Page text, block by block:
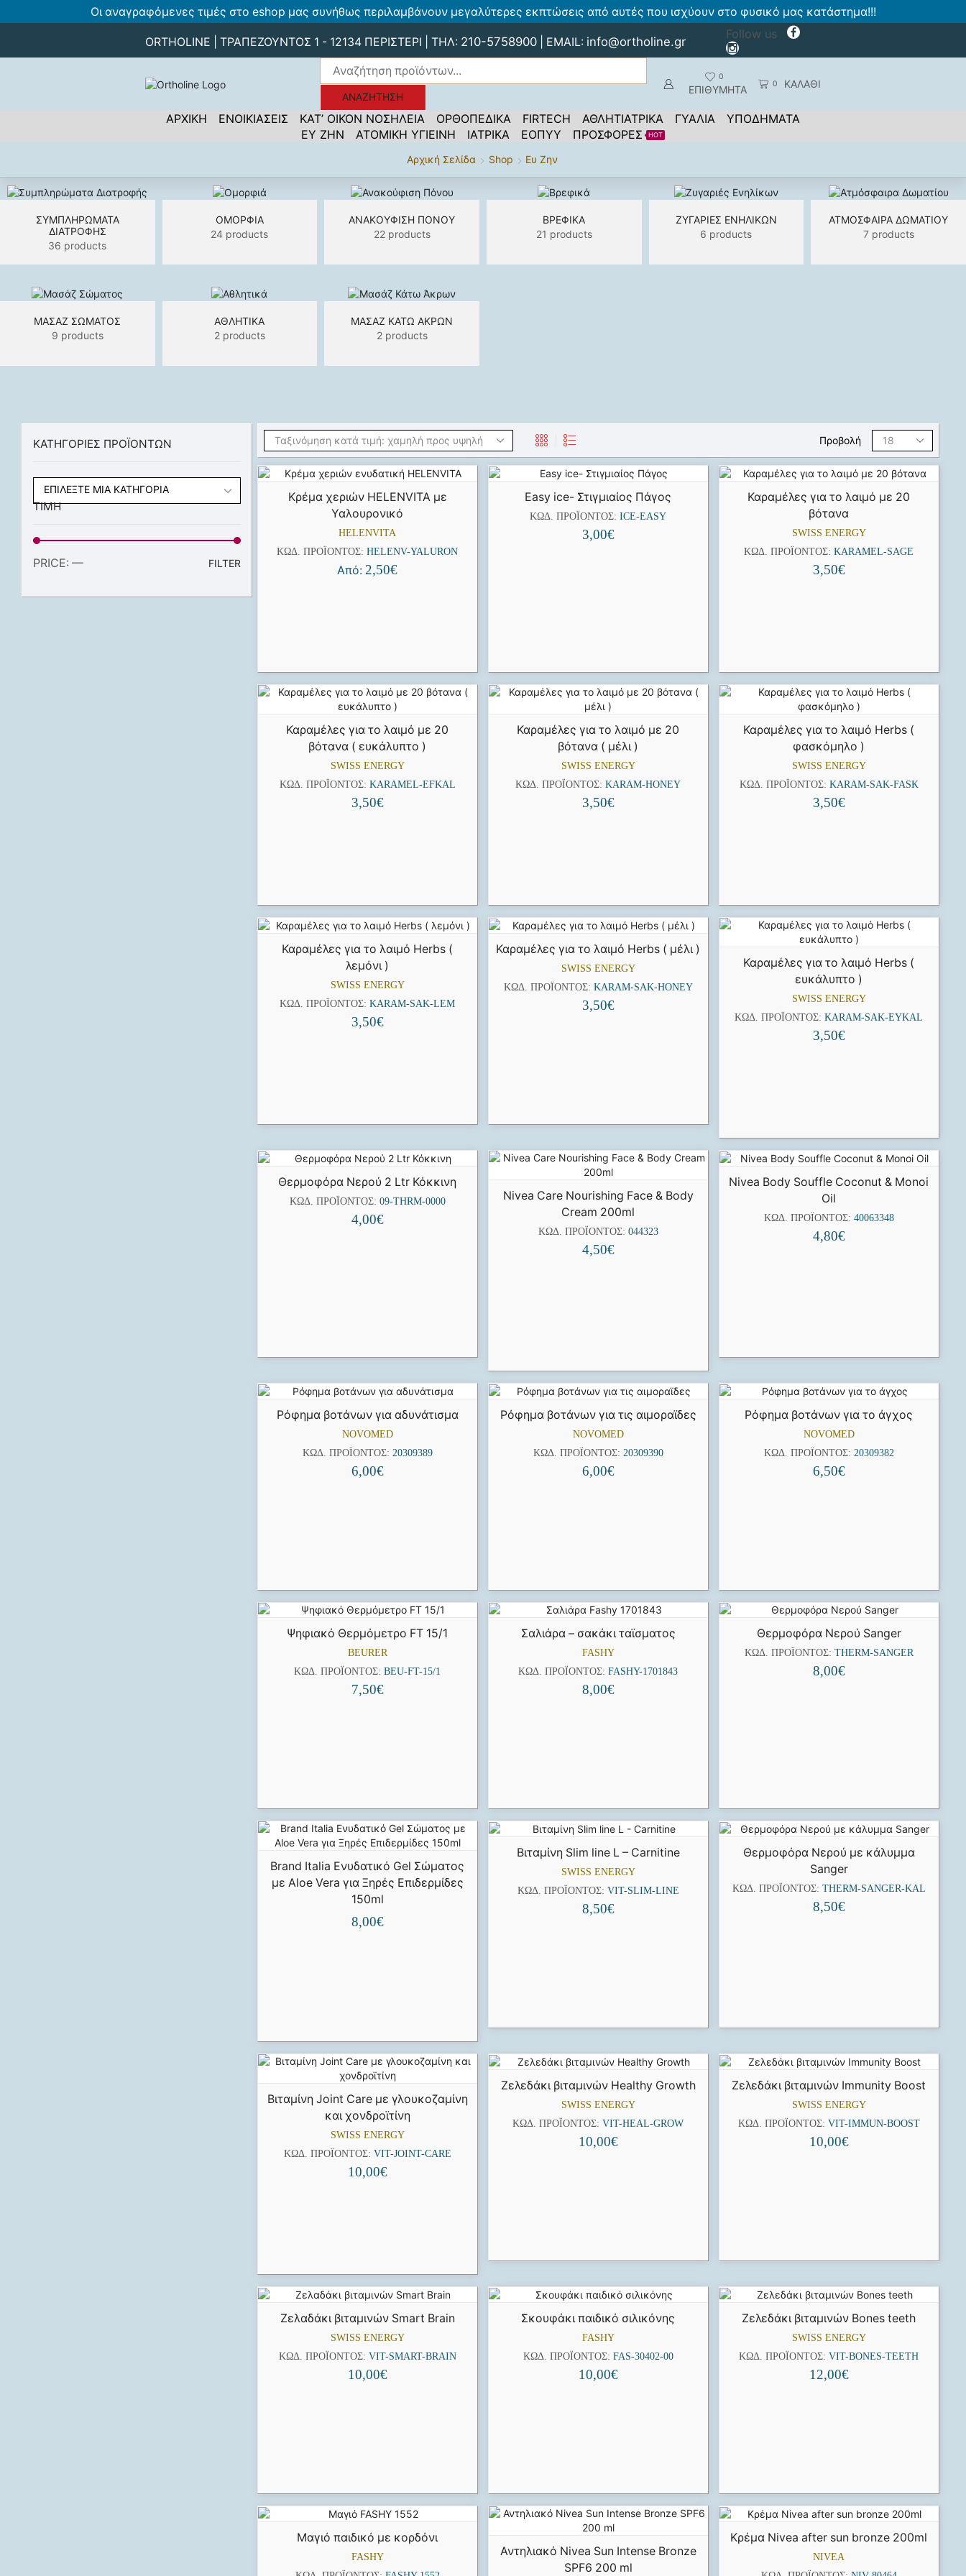
Οι αναγραφόμενες τιμές στο eshop μας συνήθως περιλαμβάνουν μεγαλύτερες εκπτώσεις από αυτές που ισχύουν στο φυσικό μας κατάστημα!!!
ORTHOLINE | ΤΡΑΠΕΖΟΥΝΤΟΣ 1 - 12134 ΠΕΡΙΣΤΕΡΙ | ΤΗΛ: 210-5758900 | EMAIL: info@ortholine.gr
Follow us
ΑΝΑΖΉΤΗΣΗ
0
ΕΠΙΘΥΜΗΤΑ 0 ΚΑΛΑΘΙ
ΑΡΧΙΚΗ ΕΝΟΙΚΙΑΣΕΙΣ ΚΑΤ’ ΟΙΚΟΝ ΝΟΣΗΛΕΙΑ ΟΡΘΟΠΕΔΙΚΑ FIRTECH ΑΘΛΗΤΙΑΤΡΙΚΑ ΓΥΑΛΙΑ
ΥΠΟΔΗΜΑΤΑ
ΕΥ ΖΗΝ
ΑΤΟΜΙΚΗ ΥΓΙΕΙΝΗ ΙΑΤΡΙΚΑ ΕΟΠΥΥ ΠΡΟΣΦΟΡΕΣ HOT
Αρχική Σελίδα Shop Ευ Ζην
ΣΥΜΠΛΗΡΏΜΑΤΑ
ΔΙΑΤΡΟΦΉΣ
36 products
ΟΜΟΡΦΙΆ
24 products
ΑΝΑΚΟΎΦΙΣΗ ΠΌΝΟΥ
22 products
ΒΡΕΦΙΚΆ
21 products
ΖΥΓΑΡΙΈΣ ΕΝΗΛΊΚΩΝ
6 products
ΑΤΜΌΣΦΑΙΡΑ ΔΩΜΑΤΊΟΥ
7 products
ΜΑΣΆΖ ΣΏΜΑΤΟΣ
9 products
ΑΘΛΗΤΙΚΆ
2 products
ΜΑΣΆΖ ΚΆΤΩ ΆΚΡΩΝ
2 products
Προβολή
Κρέμα χεριών HELENVITA με
Υαλουρονικό
HELENVITA
ΚΩΔ. ΠΡΟΪΌΝΤΟΣ:HELENV-YALURON
Από:2,50€
Easy ice- Στιγμιαίος Πάγος
ΚΩΔ. ΠΡΟΪΌΝΤΟΣ:ICE-EASY
3,00€
Καραμέλες για το λαιμό με 20
βότανα
SWISS ENERGY
ΚΩΔ. ΠΡΟΪΌΝΤΟΣ:KARAMEL-SAGE
3,50€
Καραμέλες για το λαιμό με 20
βότανα ( ευκάλυπτο )
SWISS ENERGY
ΚΩΔ. ΠΡΟΪΌΝΤΟΣ: KARAMEL-EFKAL
3,50€
Καραμέλες για το λαιμό με 20
βότανα ( μέλι )
SWISS ENERGY
ΚΩΔ. ΠΡΟΪΌΝΤΟΣ:KARAM-HONEY
3,50€
Καραμέλες για το λαιμό Herbs (
φασκόμηλο )
SWISS ENERGY
ΚΩΔ. ΠΡΟΪΌΝΤΟΣ: KARAM-SAK-FASK
3,50€
Καραμέλες για το λαιμό Herbs (
λεμόνι )
SWISS ENERGY
ΚΩΔ. ΠΡΟΪΌΝΤΟΣ:KARAM-SAK-LEM
3,50€
Καραμέλες για το λαιμό Herbs ( μέλι )
SWISS ENERGY
ΚΩΔ. ΠΡΟΪΌΝΤΟΣ: KARAM-SAK-HONEY
3,50€
Καραμέλες για το λαιμό Herbs (
ευκάλυπτο )
SWISS ENERGY
ΚΩΔ. ΠΡΟΪΌΝΤΟΣ:KARAM-SAK-EYKAL
3,50€
Θερμοφόρα Νερού 2 Ltr Κόκκινη
ΚΩΔ. ΠΡΟΪΌΝΤΟΣ: 09-THRM-0000
4,00€
Nivea Care Nourishing Face & Body
Cream 200ml
ΚΩΔ. ΠΡΟΪΌΝΤΟΣ: 044323
4,50€
Nivea Body Souffle Coconut & Monoi
Oil
ΚΩΔ. ΠΡΟΪΌΝΤΟΣ: 40063348
4,80€
Ρόφημα βοτάνων για αδυνάτισμα
NOVOMED
ΚΩΔ. ΠΡΟΪΌΝΤΟΣ: 20309389
6,00€
Ρόφημα βοτάνων για τις αιμοραϊδες
NOVOMED
ΚΩΔ. ΠΡΟΪΌΝΤΟΣ: 20309390
6,00€
Ρόφημα βοτάνων για το άγχος
NOVOMED
ΚΩΔ. ΠΡΟΪΌΝΤΟΣ: 20309382
6,50€
Ψηφιακό Θερμόμετρο FT 15/1
BEURER
ΚΩΔ. ΠΡΟΪΌΝΤΟΣ:BEU-FT-15/1
7,50€
Σαλιάρα – σακάκι ταϊσματος
FASHY
ΚΩΔ. ΠΡΟΪΌΝΤΟΣ:FASHY-1701843
8,00€
Θερμοφόρα Νερού Sanger
ΚΩΔ. ΠΡΟΪΌΝΤΟΣ: THERM-SANGER
8,00€
Brand Italia Ενυδατικό Gel Σώματος
με Aloe Vera για Ξηρές Επιδερμίδες
150ml
8,00€
Βιταμίνη Slim line L – Carnitine
SWISS ENERGY
ΚΩΔ. ΠΡΟΪΌΝΤΟΣ: VIT-SLIM-LINE
8,50€
Θερμοφόρα Νερού με κάλυμμα
Sanger
ΚΩΔ. ΠΡΟΪΌΝΤΟΣ: THERM-SANGER-KAL
8,50€
Βιταμίνη Joint Care με γλουκοζαμίνη
και χονδροϊτίνη
SWISS ENERGY
ΚΩΔ. ΠΡΟΪΌΝΤΟΣ: VIT-JOINT-CARE
10,00€
Ζελεδάκι βιταμινών Healthy Growth
SWISS ENERGY
ΚΩΔ. ΠΡΟΪΌΝΤΟΣ:VIT-HEAL-GROW
10,00€
Ζελεδάκι βιταμινών Immunity Boost
SWISS ENERGY
ΚΩΔ. ΠΡΟΪΌΝΤΟΣ: VIT-IMMUN-BOOST
10,00€
Ζελαδάκι βιταμινών Smart Brain
SWISS ENERGY
ΚΩΔ. ΠΡΟΪΌΝΤΟΣ: VIT-SMART-BRAIN
10,00€
Σκουφάκι παιδικό σιλικόνης
FASHY
ΚΩΔ. ΠΡΟΪΌΝΤΟΣ: FAS-30402-00
10,00€
Ζελεδάκι βιταμινών Bones teeth
SWISS ENERGY
ΚΩΔ. ΠΡΟΪΌΝΤΟΣ:VIT-BONES-TEETH
12,00€
Μαγιό παιδικό με κορδόνι
FASHY
Αντηλιακό Nivea Sun Intense Bronze
SPF6 200 ml
Κρέμα Nivea after sun bronze 200ml
NIVEA
ΚΑΤΗΓΟΡΙΕΣ ΠΡΟΪΟΝΤΩΝ
ΕΠΙΛΈΞΤΕ ΜΊΑ ΚΑΤΗΓΟΡΊΑ
ΤΙΜΗ
FILTER
PRICE: —